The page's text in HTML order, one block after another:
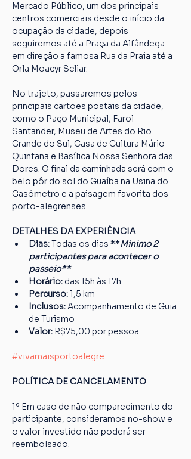
Mercado Público, um dos principais
centros comerciais desde o início da
ocupação da cidade, depois
seguiremos até a Praça da Alfândega
em direção a famosa Rua da Praia até a
Orla Moacyr Scliar.
No trajeto, passaremos pelos
principais cartões postais da cidade,
como o Paço Municipal, Farol
Santander, Museu de Artes do Rio
Grande do Sul, Casa de Cultura Mário
Quintana e Basílica Nossa Senhora das
Dores. O final da caminhada será com o
belo pôr do sol do Guaíba na Usina do
Gasômetro e a paisagem favorita dos
porto-alegrenses.
DETALHES DA EXPERIÊNCIA
Dias: Todas os dias **Minimo 2
participantes para acontecer o
passeio**
Horário: das 15h às 17h
Percurso: 1,5 km
Inclusos: Acompanhamento de Guia
de Turismo
Valor: R$75,00 por pessoa
#vivamaisportoalegre
POLÍTICA DE CANCELAMENTO
1º Em caso de não comparecimento do
participante, consideramos no-show e
o valor investido não poderá ser
reembolsado.